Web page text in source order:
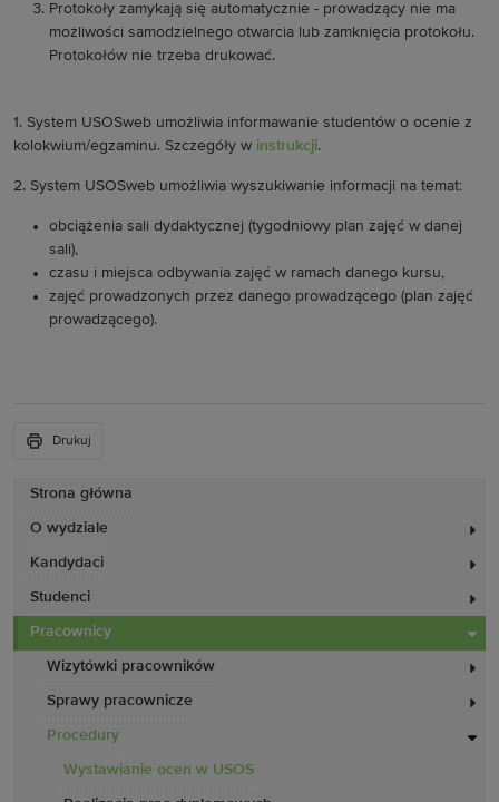
Strona główna
O wydziale
Kandydaci
Studenci
Pracownicy
Wizytówki pracowników
Sprawy pracownicze
Procedury
Wystawianie ocen w USOS
Protokoły zamykają się automatycznie - prowadzący nie ma
możliwości samodzielnego otwarcia lub zamknięcia protokołu.
Protokołów nie trzeba drukować.
1. System USOSweb umożliwia informawanie studentów o ocenie z
kolokwium/egzaminu. Szczegóły w instrukcji.
2. System USOSweb umożliwia wyszukiwanie informacji na temat:
obciążenia sali dydaktycznej (tygodniowy plan zajęć w danej
sali),
czasu i miejsca odbywania zajęć w ramach danego kursu,
zajęć prowadzonych przez danego prowadzącego (plan zajęć
prowadzącego).
Drukuj